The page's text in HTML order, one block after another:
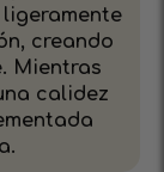
creando
Mientras
calidez